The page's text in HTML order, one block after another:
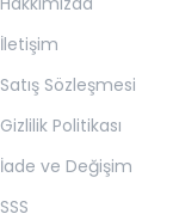
İletişim
Satış Sözleşmesi
Gizlilik Politikası
İade ve Değişim
SSS